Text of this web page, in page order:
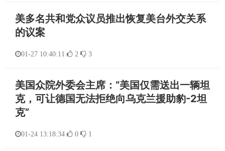
美多名共和党众议员推出恢复美台外交关系
的议案
01-27 10:40:11 2 3
美国众院外委会主席：“美国仅需送出一辆坦
克，可让德国无法拒绝向乌克兰援助豹-2坦
克”
01-24 13:18:34 0 1